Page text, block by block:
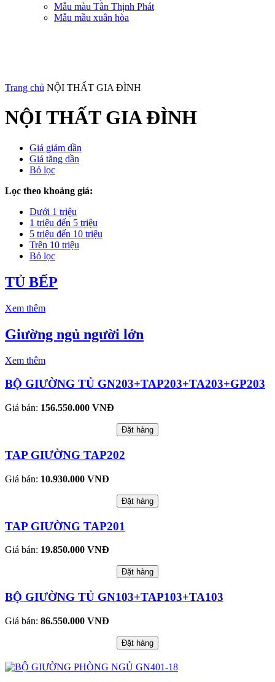
Mẫu màu Tân Thịnh Phát
Mẫu mầu xuân hòa
Trang chủ NỘI THẤT GIA ĐÌNH
NỘI THẤT GIA ĐÌNH
Giá giảm dần
Giá tăng dần
Bỏ lọc
Lọc theo khoảng giá:
Dưới 1 triệu
1 triệu đến 5 triệu
5 triệu đến 10 triệu
Trên 10 triệu
Bỏ lọc
TỦ BẾP
Xem thêm
Giường ngủ người lớn
Xem thêm
BỘ GIƯỜNG TỦ GN203+TAP203+TA203+GP203
Giá bán: 156.550.000 VNĐ
Đặt hàng
TAP GIƯỜNG TAP202
Giá bán: 10.930.000 VNĐ
Đặt hàng
TAP GIƯỜNG TAP201
Giá bán: 19.850.000 VNĐ
Đặt hàng
BỘ GIƯỜNG TỦ GN103+TAP103+TA103
Giá bán: 86.550.000 VNĐ
Đặt hàng